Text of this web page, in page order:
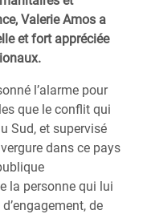
Valerie Amos a
et fort appréciée
l’alarme pour
que le conflit qui
Sud, et supervisé
dans ce pays
la personne qui lui
de